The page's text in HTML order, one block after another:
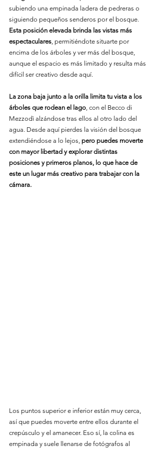
subiendo una empinada ladera de pedreras o
siguiendo pequeños senderos por el bosque.
Esta posición elevada brinda las vistas más
espectaculares, permitiéndote situarte por
encima de los árboles y ver más del bosque,
aunque el espacio es más limitado y resulta más
difícil ser creativo desde aquí.
La zona baja junto a la orilla limita tu vista a los
árboles que rodean el lago, con el Becco di
Mezzodì alzándose tras ellos al otro lado del
agua. Desde aquí pierdes la visión del bosque
extendiéndose a lo lejos, pero puedes moverte
con mayor libertad y explorar distintas
posiciones y primeros planos, lo que hace de
este un lugar más creativo para trabajar con la
cámara.
Los puntos superior e inferior están muy cerca,
así que puedes moverte entre ellos durante el
crepúsculo y el amanecer. Eso sí, la colina es
empinada y suele llenarse de fotógrafos al